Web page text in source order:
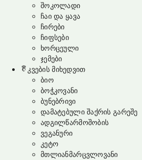
შოკოლადი
ჩაი და ყავა
ჩირები
ჩიფსები
ხორცეული
ჯემები
კვების მიხედვით
ბიო
ბოჭკოვანი
ბუნებრივი
დამატებული შაქრის გარეშე
ადგილწარმოშობის
ვეგანური
კეტო
მთლიანმარცვლოვანი